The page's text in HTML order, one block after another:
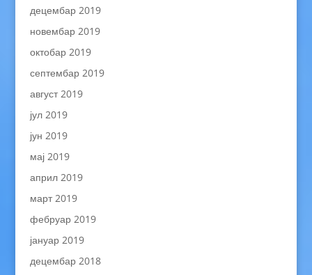
децембар 2019
новембар 2019
октобар 2019
септембар 2019
август 2019
јул 2019
јун 2019
мај 2019
април 2019
март 2019
фебруар 2019
јануар 2019
децембар 2018